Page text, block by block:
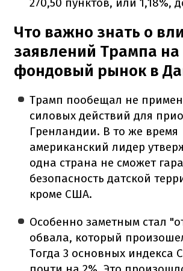
Что важно знать о
заявлений Трампа на
фондовый рынок в
Трамп пообещал не
силовых действий для
Гренландии. В то же время
американский лидер
одна страна не сможет
безопасность датской
кроме США.
Особенно заметным стал
обвала, который
Тогда 3 основных индекса